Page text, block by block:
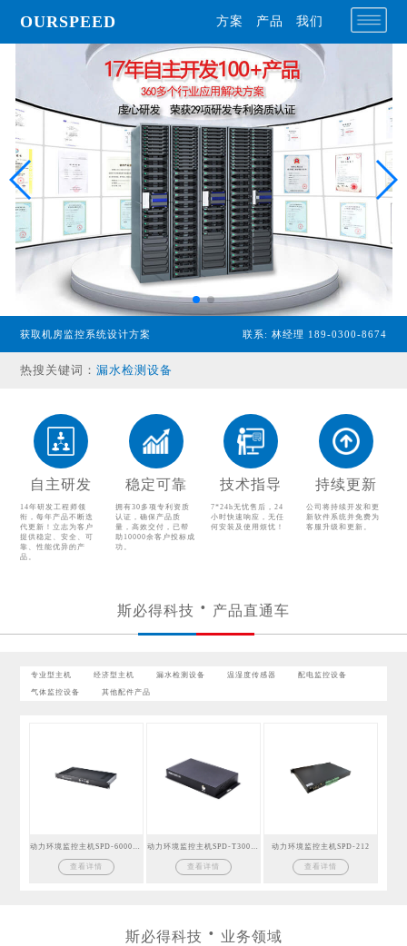
OURSPEED 方案 产品 我们
获取机房监控系统设计方案 联系: 林经理 189-0300-8674
热搜关键词：
专业型主机
漏水检测设备
配电监控设备
气体监控设备
其他配件产品
自主研发
14年研发工程师领
衔，每年产品不断迭
代更新！立志为客户
提供稳定、安全、可
靠、性能优异的产
品。
稳定可靠
拥有30多项专利资质
认证，确保产品质
量，高效交付，已帮
助10000余客户投标成
功。
技术指导
7*24h无忧售后，24
小时快速响应，无任
何安装及使用烦忧！
持续更新
公司将持续开发和更
新软件系统并免费为
客服升级和更新。
斯必得科技 产品直通车
专业型主机 经济型主机 漏水检测设备 温湿度传感器 配电监控设备
气体监控设备 其他配件产品
查看详情 查看详情
动力环境监控主机SPD-212
查看详情
斯必得科技 业务领域